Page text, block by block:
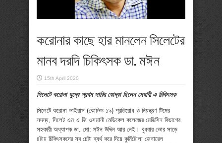
করোনার কাছে হার মানলেন সিলেটের
মানব দরদি চিকিৎসক ডা. মঈন
15th April 2020
সিলেটে করোনা যুদ্ধে প্রথম সারির যোদ্ধা ছিলেন মেধাবী এ চিকিৎসক
সিলেটে করোনা ভাইরাস (কোভিড-১৯) প্রতিরোধ ও নিয়ন্ত্রণ টিমের
সদস্য, সিলেট এম এ জি ওসমানী মেডিকেল কলেজের মেডিসিন বিভাগের
সহকারী অধ্যাপক ডা. মো: মঈন উদ্দিন আর নেই। বুধবার ভোর সাড়ে
৪টায় চিকিৎসকদের সব চেষ্টা ব্যর্থ করে দিয়ে কুর্মিটোলা জেনারেল